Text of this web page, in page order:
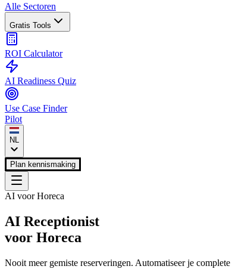
Alle Sectoren
Gratis Tools
ROI Calculator
AI Readiness Quiz
Use Case Finder
Pilot
NL
Plan kennismaking
AI voor Horeca
AI Receptionist
voor Horeca
Nooit meer gemiste reserveringen. Automatiseer je complete